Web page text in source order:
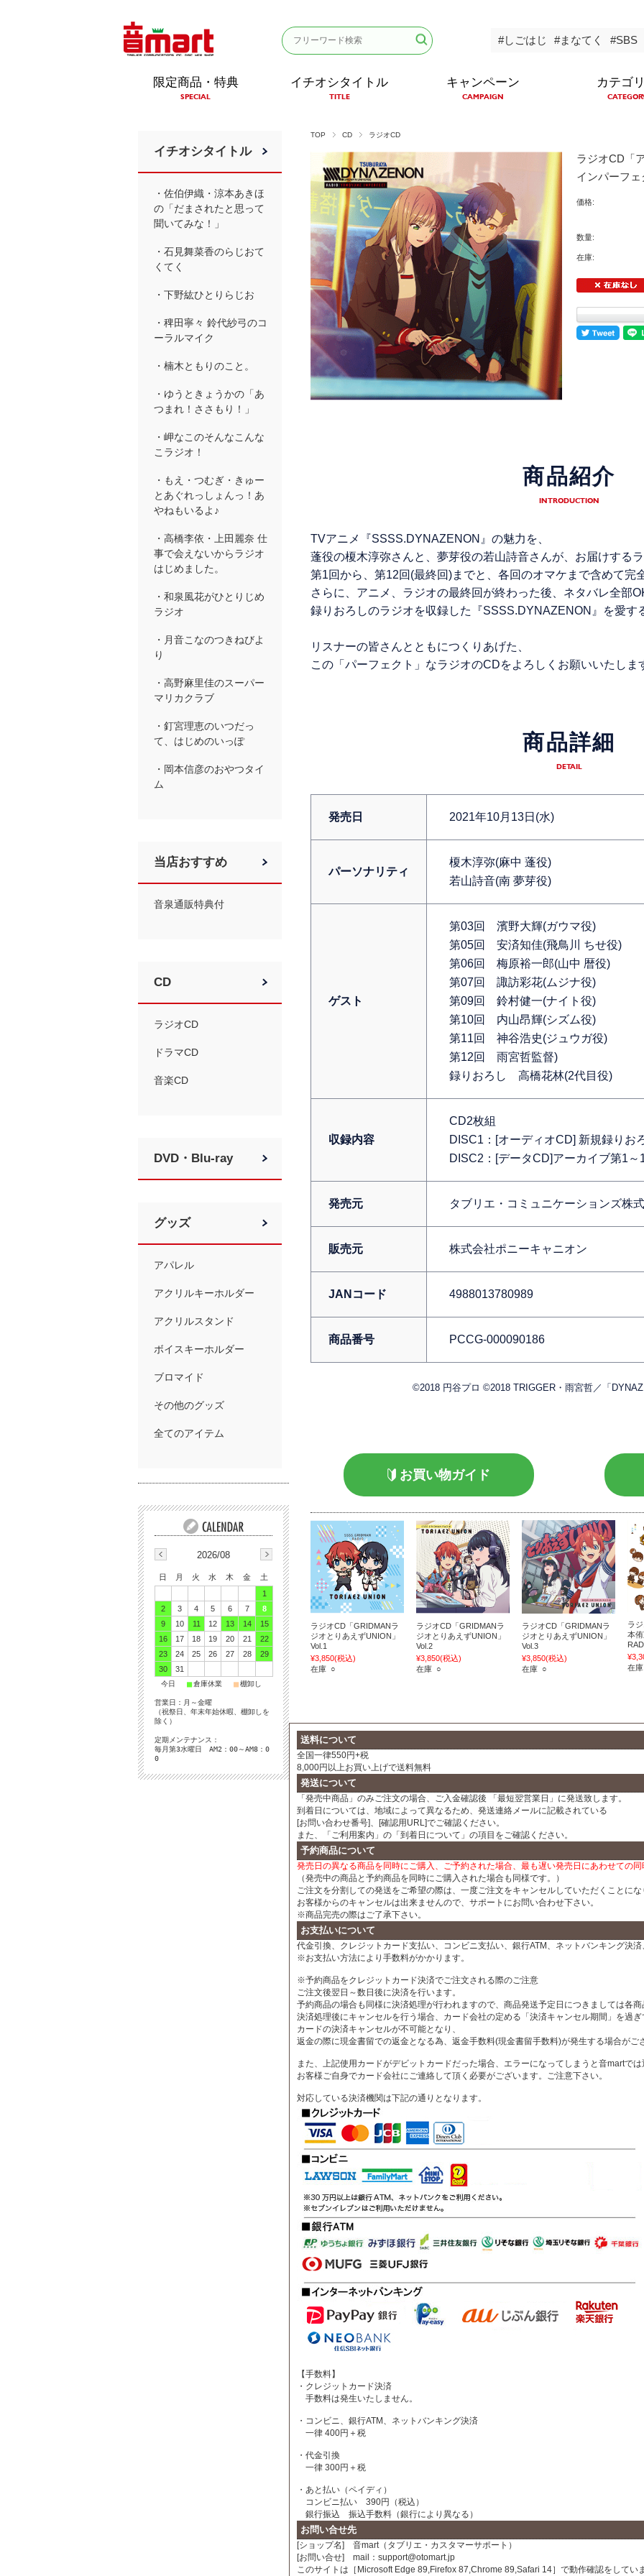
#しごはじ #まなてく #SBS
限定商品・特典
SPECIAL
イチオシタイトル
TITLE
キャンペーン
CAMPAIGN
カテゴ
TOP CD ラジオCD
ラジオCD「
インパーフェ
価格:
数量:
在庫:
商品紹介
INTRODUCTION
TVアニメ『SSSS.DYNAZENON』の魅力を、
蓬役の榎木淳弥さんと、夢芽役の若山詩音さんが、お届けする
第1回から、第12回(最終回)までと、各回のオマケまで含めて完
さらに、アニメ、ラジオの最終回が終わった後、ネタバレ全部
録りおろしのラジオを収録した『SSSS.DYNAZENON』を愛す
リスナーの皆さんとともにつくりあげた、
この「パーフェクト」なラジオのCDをよろしくお願いいたしま
商品詳細
DETAIL
発売日 2021年10月13日(水)
パーソナリティ
榎木淳弥(麻中 蓬役)
若山詩音(南 夢芽役)
ゲスト
第03回 濱野大輝(ガウマ役)
第05回 安済知佳(飛鳥川 ちせ役)
第06回 梅原裕一郎(山中 暦役)
第07回 諏訪彩花(ムジナ役)
第09回 鈴村健一(ナイト役)
第10回 内山昂輝(シズム役)
第11回 神谷浩史(ジュウガ役)
第12回 雨宮哲監督)
録りおろし 高橋花林(2代目役)
収録内容
CD2枚組
DISC1：[オーディオCD] 新規録りお
DISC2：[データCD]アーカイブ第1
発売元 タブリエ・コミュニケーションズ株
販売元 株式会社ポニーキャニオン
JANコード 4988013780989
商品番号 PCCG-000090186
©2018 円谷プロ ©2018 TRIGGER・雨宮哲／「
お買い物ガイド
ラジオCD「GRIDMANラ
ジオとりあえずUNION」
Vol.1
¥3,850(税込)
在庫 ○
ラジオCD「GRIDMANラ
ジオとりあえずUNION」
Vol.2
¥3,850(税込)
在庫 ○
ラジオCD「GRIDMANラ
ジオとりあえずUNION」
Vol.3
¥3,850(税込)
在庫 ○
ラ
本
在
送料について
全国一律550円+税
8,000円以上お買い上げで送料無料
発送について
「発売中商品」のみご注文の場合、ご入金確認後 「最短翌営業日」に発送致します。
到着日については、地域によって異なるため、発送連絡メールに記載されている
[お問い合わせ番号]、[確認用URL]でご確認ください。
また、「ご利用案内」の「到着日について」の項目をご確認ください。
予約商品について
発売日の異なる商品を同時にご購入、ご予約された場合、最も遅い発売日にあわせての
（発売中の商品と予約商品を同時にご購入された場合も同様です。）
ご注文を分割しての発送をご希望の際は、一度ご注文をキャンセルしていただくことに
お客様からのキャンセルは出来ませんので、サポートにお問い合わせ下さい。
※商品完売の際はご了承下さい。
お支払いについて
代金引換、クレジットカード支払い、コンビニ支払い、銀行ATM、ネットバンキング決
※お支払い方法により手数料がかかります。
※予約商品をクレジットカード決済でご注文される際のご注意
ご注文後翌日～数日後に決済を行います。
予約商品の場合も同様に決済処理が行われますので、商品発送予定日につきましては各
決済処理後にキャンセルを行う場合、カード会社の定める「決済キャンセル期間」を過
カードの決済キャンセルが不可能となり、
返金の際に現金書留での返金となる為、返金手数料(現金書留手数料)が発生する場合がご
また、上記使用カードがデビットカードだった場合、エラーになってしまうと音martで
お客様ご自身でカード会社にご連絡して頂く必要がございます。ご注意下さい。
対応している決済機関は下記の通りとなります。
【手数料】
・クレジットカード決済
手数料は発生いたしません。
・コンビニ、銀行ATM、ネットバンキング決済
一律 400円＋税
・代金引換
一律 300円＋税
・あと払い（ペイディ）
コンビニ払い 390円（税込）
銀行振込 振込手数料（銀行により異なる）
お問い合せ先
[ショップ名] 音mart（タブリエ・カスタマーサポート）
[お問い合せ] mail：support@otomart.jp
このサイトは［Microsoft Edge 89,Firefox 87,Chrome 89,Safari 14］で動作確認をしてい
イチオシタイトル
・佐伯伊織・涼本あきほ
の「だまされたと思って
聞いてみな！」
・石見舞菜香のらじおて
くてく
・下野紘ひとりらじお
・稗田寧々 鈴代紗弓のコ
ーラルマイク
・楠木ともりのこと。
・ゆうときょうかの「あ
つまれ！ささもり！」
・岬なこのそんなこんな
こラジオ！
・もえ・つむぎ・きゅー
とあぐれっしょんっ！あ
やねもいるよ♪
・高橋李依・上田麗奈 仕
事で会えないからラジオ
はじめました。
・和泉風花がひとりじめ
ラジオ
・月音こなのつきねびよ
り
・高野麻里佳のスーパー
マリカクラブ
・釘宮理恵のいつだっ
て、はじめのいっぽ
・岡本信彦のおやつタイ
ム
当店おすすめ
音泉通販特典付
CD
ラジオCD
ドラマCD
音楽CD
DVD・Blu-ray
グッズ
アパレル
アクリルキーホルダー
アクリルスタンド
ボイスキーホルダー
ブロマイド
その他のグッズ
全てのアイテム
2026/08
日 月 火 水 木 金
土
1
2
3 4 5 6 7
8
9
10 11 12 13 14
15
16
17 18 19 20 21
22
23
24 25 26 27 28
29
30
31
今日 ■倉庫休業 ■棚卸し
営業日：月～金曜
（祝祭日、年末年始休暇、棚卸しを
除く）
定期メンテナンス：
毎月第3水曜日 AM2：00～AM8：0
0